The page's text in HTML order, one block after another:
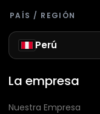
PAÍS / REGIÓN
Perú
La empresa
Nuestra Empresa